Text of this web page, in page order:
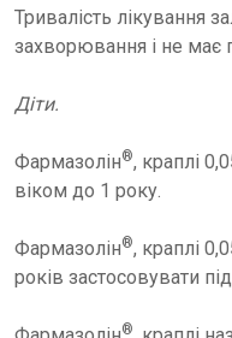
Тривалість лікування
захворювання і не має
Діти.
Фармазолін®, краплі
віком до 1 року.
Фармазолін®, краплі
років застосовувати
®